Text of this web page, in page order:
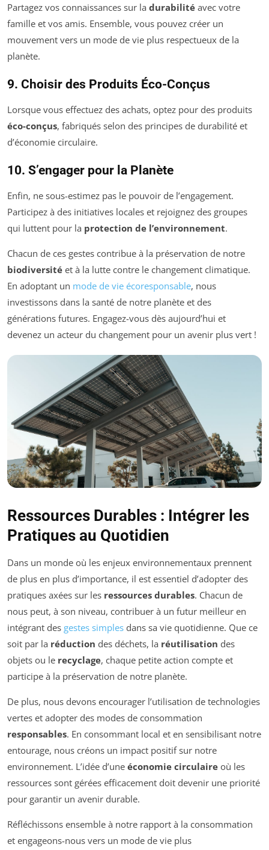
Partagez vos connaissances sur la durabilité avec votre
famille et vos amis. Ensemble, vous pouvez créer un
mouvement vers un mode de vie plus respectueux de la
planète.
9. Choisir des Produits Éco-Conçus
Lorsque vous effectuez des achats, optez pour des produits
éco-conçus, fabriqués selon des principes de durabilité et
d’économie circulaire.
10. S’engager pour la Planète
Enfin, ne sous-estimez pas le pouvoir de l’engagement.
Participez à des initiatives locales et rejoignez des groupes
qui luttent pour la protection de l’environnement.
Chacun de ces gestes contribue à la préservation de notre
biodiversité et à la lutte contre le changement climatique.
En adoptant un mode de vie écoresponsable, nous
investissons dans la santé de notre planète et des
générations futures. Engagez-vous dès aujourd’hui et
devenez un acteur du changement pour un avenir plus vert !
Ressources Durables : Intégrer les
Pratiques au Quotidien
Dans un monde où les enjeux environnementaux prennent
de plus en plus d’importance, il est essentiel d’adopter des
pratiques axées sur les ressources durables. Chacun de
nous peut, à son niveau, contribuer à un futur meilleur en
intégrant des gestes simples dans sa vie quotidienne. Que ce
soit par la réduction des déchets, la réutilisation des
objets ou le recyclage, chaque petite action compte et
participe à la préservation de notre planète.
De plus, nous devons encourager l’utilisation de technologies
vertes et adopter des modes de consommation
responsables. En consommant local et en sensibilisant notre
entourage, nous créons un impact positif sur notre
environnement. L’idée d’une économie circulaire où les
ressources sont gérées efficacement doit devenir une priorité
pour garantir un avenir durable.
Réfléchissons ensemble à notre rapport à la consommation
et engageons-nous vers un mode de vie plus